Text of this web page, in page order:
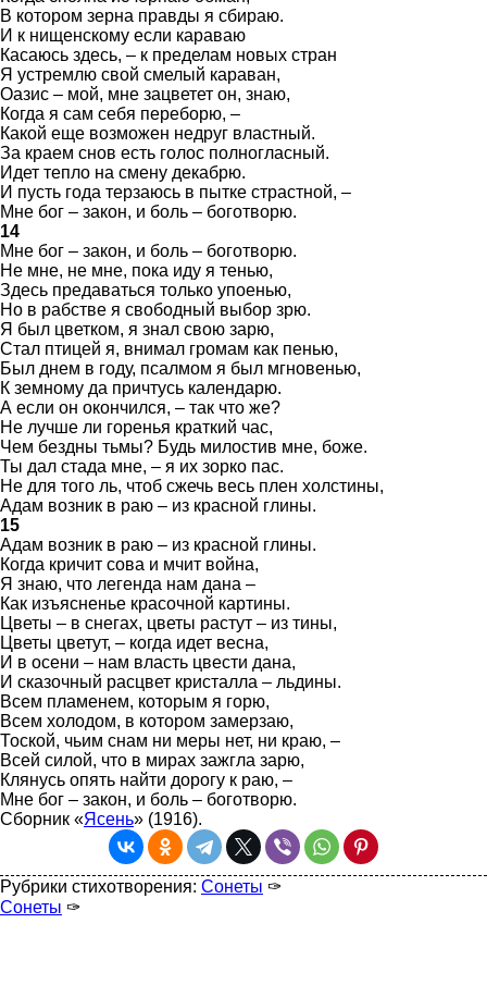
В котором зерна правды я сбираю.
И к нищенскому если караваю
Касаюсь здесь, – к пределам новых стран
Я устремлю свой смелый караван,
Оазис – мой, мне зацветет он, знаю,
Когда я сам себя переборю, –
Какой еще возможен недруг властный.
За краем снов есть голос полногласный.
Идет тепло на смену декабрю.
И пусть года терзаюсь в пытке страстной, –
Мне бог – закон, и боль – боготворю.
14
Мне бог – закон, и боль – боготворю.
Не мне, не мне, пока иду я тенью,
Здесь предаваться только упоенью,
Но в рабстве я свободный выбор зрю.
Я был цветком, я знал свою зарю,
Стал птицей я, внимал громам как пенью,
Был днем в году, псалмом я был мгновенью,
К земному да причтусь календарю.
А если он окончился, – так что же?
Не лучше ли горенья краткий час,
Чем бездны тьмы? Будь милостив мне, боже.
Ты дал стада мне, – я их зорко пас.
Не для того ль, чтоб сжечь весь плен холстины,
Адам возник в раю – из красной глины.
15
Адам возник в раю – из красной глины.
Когда кричит сова и мчит война,
Я знаю, что легенда нам дана –
Как изъясненье красочной картины.
Цветы – в снегах, цветы растут – из тины,
Цветы цветут, – когда идет весна,
И в осени – нам власть цвести дана,
И сказочный расцвет кристалла – льдины.
Всем пламенем, которым я горю,
Всем холодом, в котором замерзаю,
Тоской, чьим снам ни меры нет, ни краю, –
Всей силой, что в мирах зажгла зарю,
Клянусь опять найти дорогу к раю, –
Мне бог – закон, и боль – боготворю.
Сборник «Ясень» (1916).
Рубрики стихотворения: Сонеты ✑
Сонеты ✑